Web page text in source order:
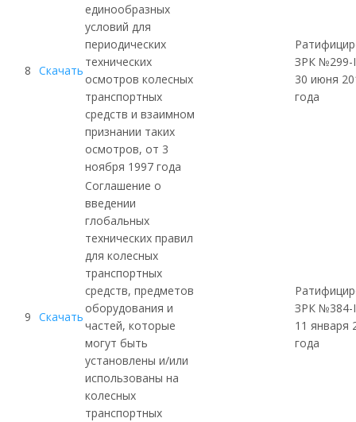
8 Скачать
единообразных
условий для
периодических
технических
осмотров колесных
транспортных
средств и взаимном
признании таких
осмотров, от 3
ноября 1997 года
ЗРК №299-
30 июня
года
9 Скачать
Соглашение о
введении
глобальных
технических правил
для колесных
транспортных
средств, предметов
оборудования и
частей, которые
могут быть
установлены и/или
использованы на
колесных
транспортных
ЗРК №384-
11 января
года